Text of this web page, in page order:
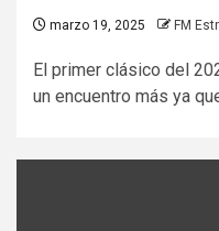
marzo 19, 2025 FM
El primer clásico del
un encuentro más ya